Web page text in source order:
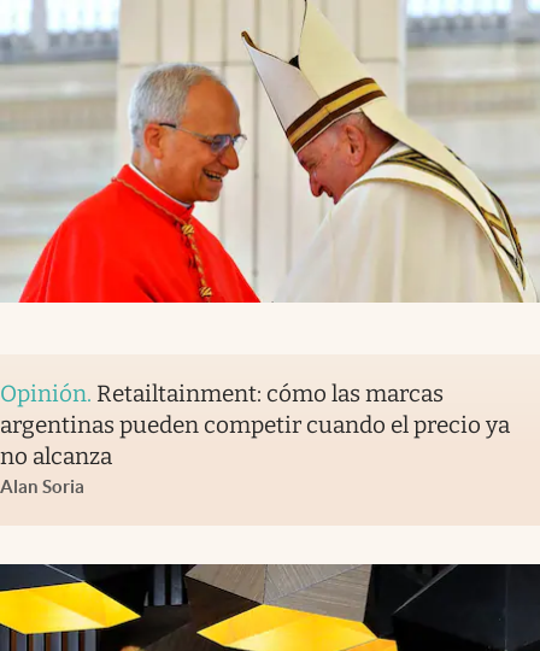
Opinión. Retailtainment: cómo las marcas
argentinas pueden competir cuando el precio ya
no alcanza
Alan Soria